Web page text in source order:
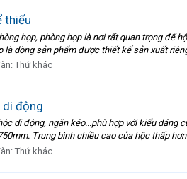
thiếu
họp, phòng họp là nơi rất quan trọng
là dòng sản phẩm được thiết kế sản xuất
Thứ khác
di động
di động, ngăn kéo...phù hợp với kiểu
Trung bình chiều cao của hộc thấp
Thứ khác